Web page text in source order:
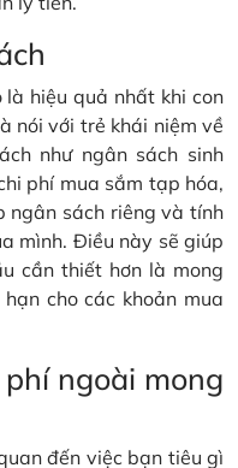
là hiệu quả nhất khi con
nói với trẻ khái niệm về
như ngân sách sinh
phí mua sắm tạp hóa,
ngân sách riêng và tính
mình. Điều này sẽ giúp
cần thiết hơn là mong
cho các khoản mua
ngoài mong
đến việc bạn tiêu gì